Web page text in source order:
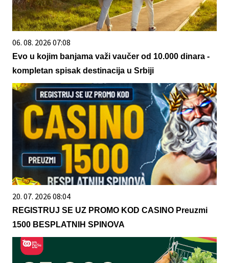
06. 08. 2026 07:08
Evo u kojim banjama važi vaučer od 10.000 dinara -
kompletan spisak destinacija u Srbiji
20. 07. 2026 08:04
REGISTRUJ SE UZ PROMO KOD CASINO Preuzmi
1500 BESPLATNIH SPINOVA